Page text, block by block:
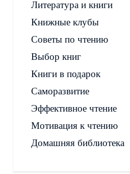
Литература и книги
Книжные клубы
Советы по чтению
Выбор книг
Книги в подарок
Саморазвитие
Эффективное чтение
Мотивация к чтению
Домашняя библиотека